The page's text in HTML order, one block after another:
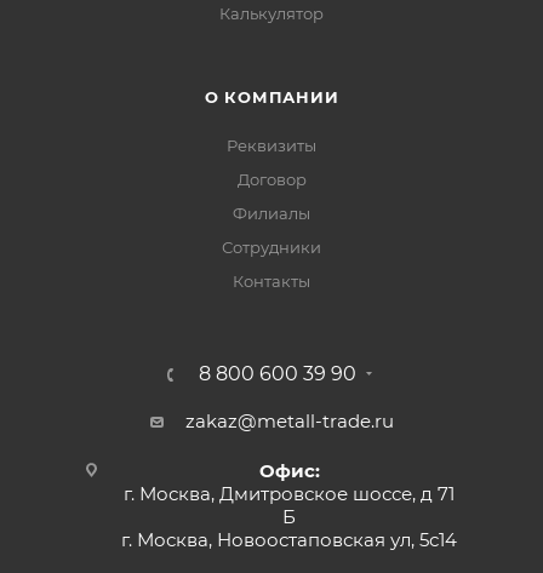
Калькулятор
О КОМПАНИИ
Реквизиты
Договор
Филиалы
Сотрудники
Контакты
8 800 600 39 90
zakaz@metall-trade.ru
Офис:
г. Москва, Дмитровское шоссе, д 71
Б
г. Москва, Новоостаповская ул, 5с14